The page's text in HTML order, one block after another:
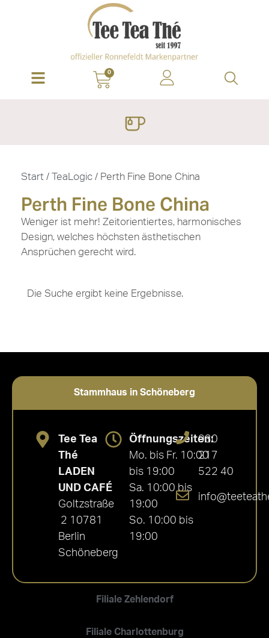
0
Start / TeaLogic / Perth Fine Bone China
Perth Fine Bone China
Weniger ist mehr! Zeitorientiertes, harmonisches
Design, welches höchsten ästhetischen
Ansprüchen gerecht wird.
Die Suche ergibt keine Ergebnisse.
Stammhaus in Schöneberg
Filiale Zehlendorf
Filiale Charlottenburg
Tee Tea
Thé
LADEN
UND CAFÉ
Goltzstraße
2 10781
Berlin
Schöneberg
Öffnungszeiten:
Mo. bis Fr. 10:00
bis 19:00
Sa. 10:00 bis
19:00
So. 10:00 bis
19:00
030
217
522 40